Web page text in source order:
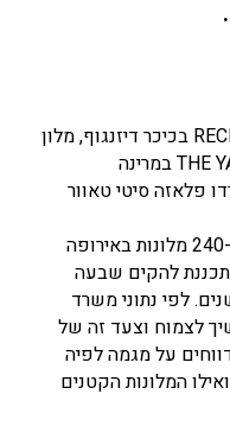
בכיכר דיזנגוף,מלון
THEבמרינה
פלאזה סיטי טאוור
לפתאל 45 מלונות פעילים בישראל ו-240 מלונות באירופה
להקים שבעה
לפי נתוני משרד
לצמוח וצעד זה של
על מגמה לפיה
המלונות הקטנים